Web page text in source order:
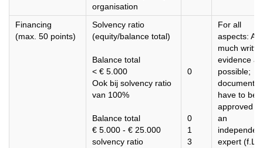
organisation
Financing
(max. 50 points)
Solvency ratio
(equity/balance total)
Balance total
< € 5.000
Ook bij solvency ratio
van 100%
Balance total
€ 5.000 - € 25.000
solvency ratio
0
0
1
3
For all
aspects: As
much
evidence as
possible;
documents
have to be
approved
an
expert (f.L